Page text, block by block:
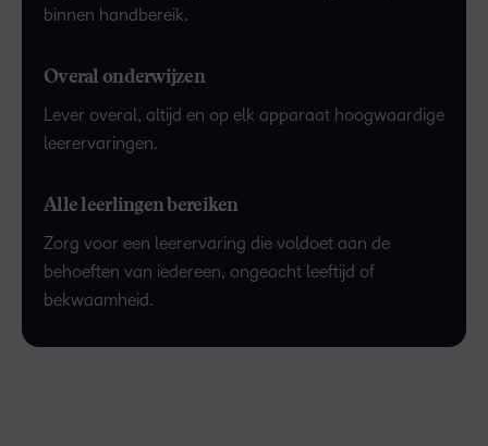
binnen handbereik.
Overal onderwijzen
Lever overal, altijd en op elk apparaat hoogwaardige
leerervaringen.
Alle leerlingen bereiken
Zorg voor een leerervaring die voldoet aan de
behoeften van iedereen, ongeacht leeftijd of
bekwaamheid.